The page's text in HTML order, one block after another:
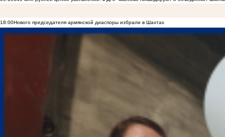
18:00Нового председателя армянской диаспоры избрали в Шахтах